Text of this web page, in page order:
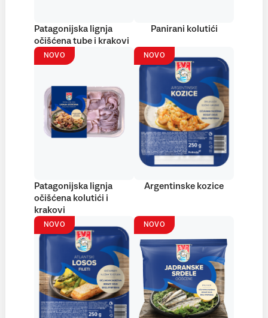
Patagonijska lignja
očišćena tube i krakovi
Panirani kolutići
NOVO
Patagonijska lignja
očišćena kolutići i
krakovi
NOVO
Argentinske kozice
NOVO NOVO